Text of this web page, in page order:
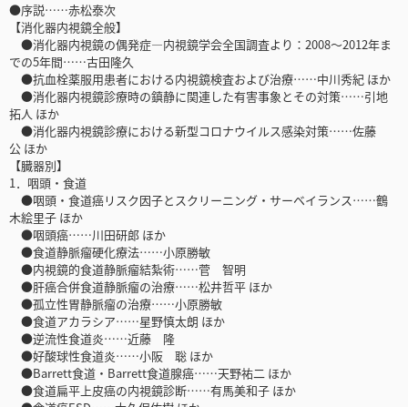
●序説……赤松泰次
【消化器内視鏡全般】
●消化器内視鏡の偶発症―内視鏡学会全国調査より：2008～2012年ま
での5年間……古田隆久
●抗血栓薬服用患者における内視鏡検査および治療……中川秀紀 ほか
●消化器内視鏡診療時の鎮静に関連した有害事象とその対策……引地
拓人 ほか
●消化器内視鏡診療における新型コロナウイルス感染対策……佐藤
公 ほか
【臓器別】
1．咽頭・食道
●咽頭・食道癌リスク因子とスクリーニング・サーベイランス……鶴
木絵里子 ほか
●咽頭癌……川田研郎 ほか
●食道静脈瘤硬化療法……小原勝敏
●内視鏡的食道静脈瘤結紮術……菅 智明
●肝癌合併食道静脈瘤の治療……松井哲平 ほか
●孤立性胃静脈瘤の治療……小原勝敏
●食道アカラシア……星野慎太朗 ほか
●逆流性食道炎……近藤 隆
●好酸球性食道炎……小阪 聡 ほか
●Barrett食道・Barrett食道腺癌……天野祐二 ほか
●食道扁平上皮癌の内視鏡診断……有馬美和子 ほか